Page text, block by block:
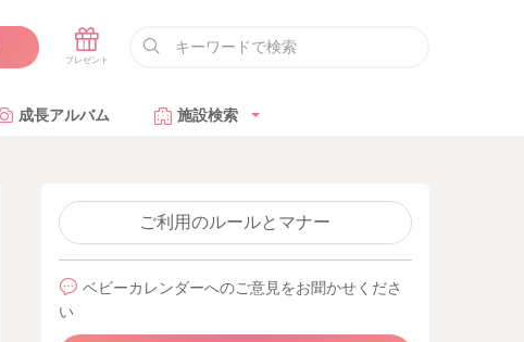
成長アルバム 施設検索
ご利用のルールとマナー
ベビーカレンダーへのご意見をお聞かせくださ
い